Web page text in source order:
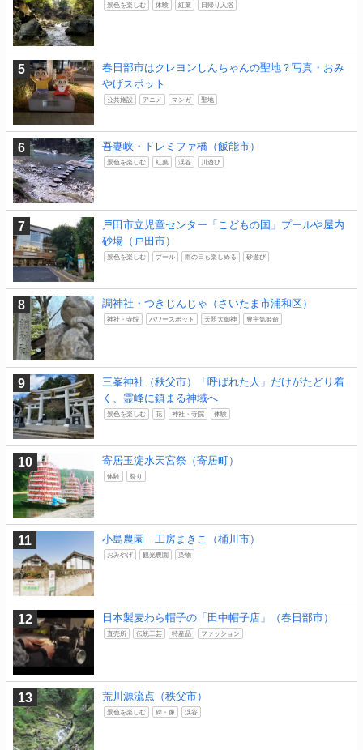
景色を楽しむ 体験 紅葉 日帰り入浴
春日部市はクレヨンしんちゃんの聖地？写真・おみ
やげスポット
公共施設 アニメ マンガ 聖地
吾妻峡・ドレミファ橋（飯能市）
景色を楽しむ 紅葉 渓谷 川遊び
戸田市立児童センター「こどもの国」プールや屋内
砂場（戸田市）
景色を楽しむ プール 雨の日も楽しめる 砂遊び
調神社・つきじんじゃ（さいたま市浦和区）
神社・寺院 パワースポット 天照大御神 豊宇気姫命
三峯神社（秩父市）「呼ばれた人」だけがたどり着
く、霊峰に鎮まる神域へ
景色を楽しむ 花 神社・寺院 体験
寄居玉淀水天宮祭（寄居町）
体験 祭り
小島農園 工房まきこ（桶川市）
おみやげ 観光農園 染物
日本製麦わら帽子の「田中帽子店」（春日部市）
直売所 伝統工芸 特産品 ファッション
荒川源流点（秩父市）
景色を楽しむ 碑・像 渓谷